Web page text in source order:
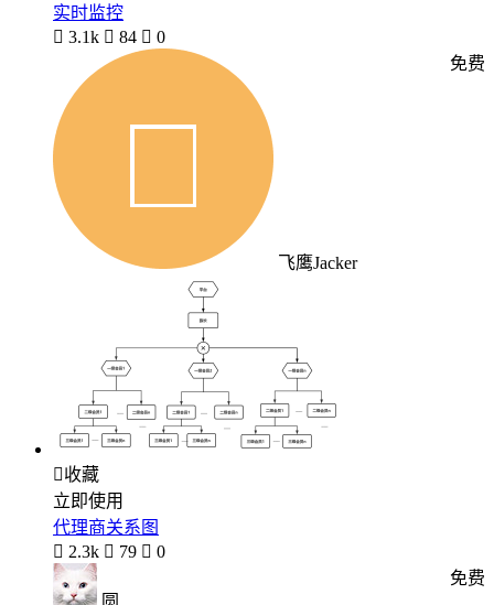
实时监控
 3.1k  84  0
飞鹰Jacker
免费
收藏
立即使用
代理商关系图
 2.3k  79  0
圆
免费